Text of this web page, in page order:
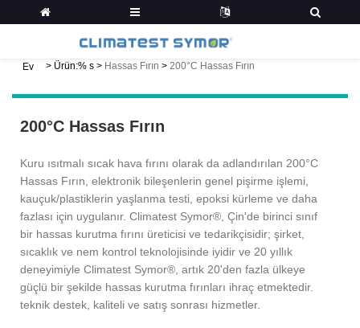
Ev > Ürün:% s > Hassas Fırın > 200°C Hassas Fırın
200°C Hassas Fırın
Kuru ısıtmalı sıcak hava fırını olarak da adlandırılan 200°C
Hassas Fırın, elektronik bileşenlerin genel pişirme işlemi,
kauçuk/plastiklerin yaşlanma testi, epoksi kürleme ve daha
fazlası için uygulanır. Climatest Symor®, Çin'de birinci sınıf
bir hassas kurutma fırını üreticisi ve tedarikçisidir; şirket,
sıcaklık ve nem kontrol teknolojisinde iyidir ve 20 yıllık
deneyimiyle Climatest Symor®, artık 20'den fazla ülkeye
güçlü bir şekilde hassas kurutma fırınları ihraç etmektedir.
teknik destek, kaliteli ve satış sonrası hizmetler.